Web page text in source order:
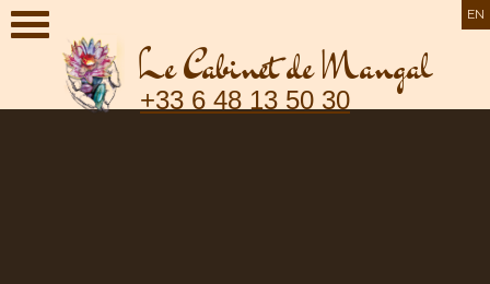
EN
Le Cabinet de Mangal
+33 6 48 13 50 30